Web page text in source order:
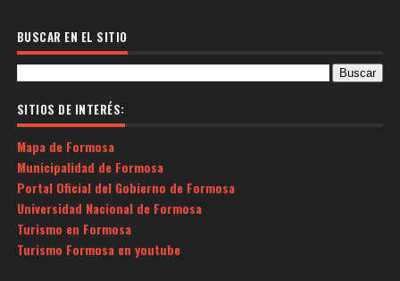
BUSCAR EN EL SITIO
SITIOS DE INTERÉS:
Mapa de Formosa
Municipalidad de Formosa
Portal Oficial del Gobierno de Formosa
Universidad Nacional de Formosa
Turismo en Formosa
Turismo Formosa en youtube